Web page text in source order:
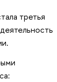
третья